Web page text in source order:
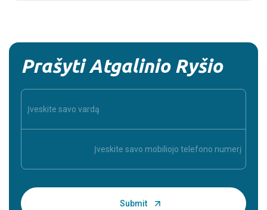
Prašyti Atgalinio Ryšio